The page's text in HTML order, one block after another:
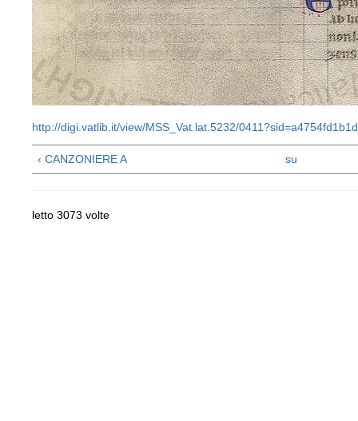
http://digi.vatlib.it/view/MSS_Vat.lat.5232/
‹ CANZONIERE A su
letto 3073 volte